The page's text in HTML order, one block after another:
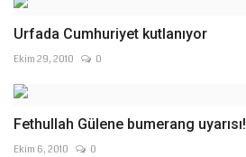
Urfada Cumhuriyet kutlanıyor
Ekim 29, 2010 0
Fethullah Gülene bumerang uyarısı!
Ekim 6, 2010 0